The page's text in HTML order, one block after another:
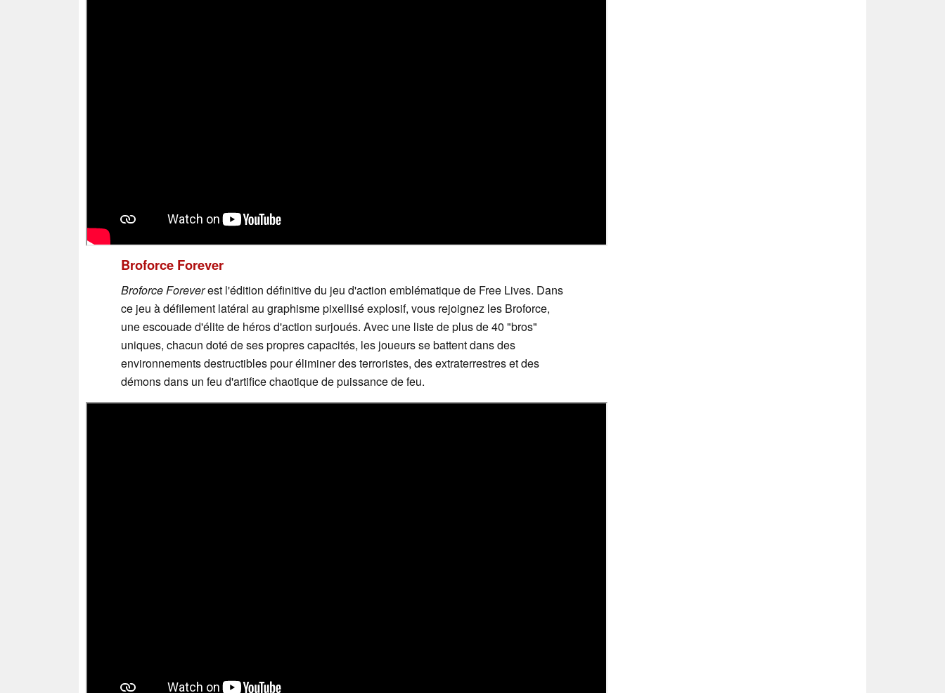
Broforce Forever
Broforce Foreverest l'édition définitive du jeu d'action emblématique de Free Lives. Dans
ce jeu à défilement latéral au graphisme pixellisé explosif, vous rejoignez les Broforce,
une escouade d'élite de héros d'action surjoués. Avec une liste de plus de 40 "bros"
uniques, chacun doté de ses propres capacités, les joueurs se battent dans des
environnements destructibles pour éliminer des terroristes, des extraterrestres et des
démons dans un feu d'artifice chaotique de puissance de feu.